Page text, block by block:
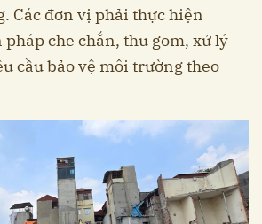
Các đơn vị phải thực hiện
che chắn, thu gom, xử lý
cầu bảo vệ môi trường theo